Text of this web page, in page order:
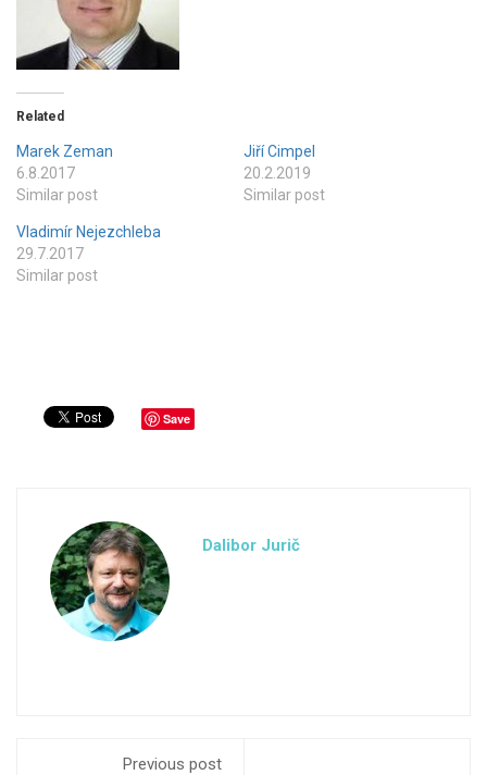
Related
Marek Zeman
6.8.2017
Similar post
Jiří Cimpel
20.2.2019
Similar post
Vladimír Nejezchleba
29.7.2017
Similar post
Save
Dalibor Jurič
Previous post